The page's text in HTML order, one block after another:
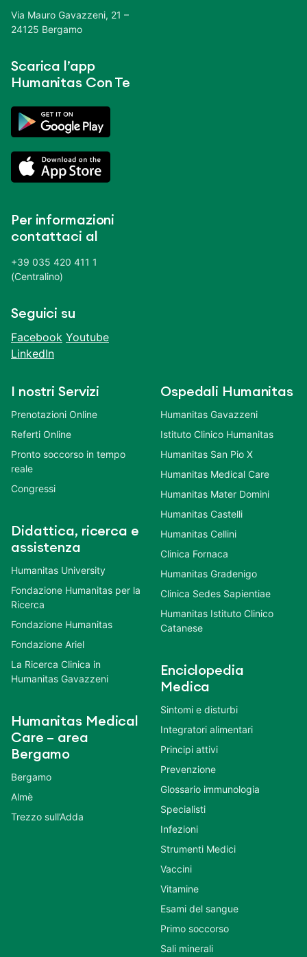
Via Mauro Gavazzeni, 21 –
24125 Bergamo
Scarica l’app
Humanitas Con Te
Per informazioni
contattaci al
+39 035 420 411 1
(Centralino)
Seguici su
Facebook Youtube
LinkedIn
I nostri Servizi
Prenotazioni Online
Referti Online
Pronto soccorso in tempo
reale
Congressi
Didattica, ricerca e
assistenza
Humanitas University
Fondazione Humanitas per la
Ricerca
Fondazione Humanitas
Fondazione Ariel
La Ricerca Clinica in
Humanitas Gavazzeni
Humanitas Medical
Care – area
Bergamo
Bergamo
Almè
Trezzo sull’Adda
Ospedali Humanitas
Humanitas Gavazzeni
Istituto Clinico Humanitas
Humanitas San Pio X
Humanitas Medical Care
Humanitas Mater Domini
Humanitas Castelli
Humanitas Cellini
Clinica Fornaca
Humanitas Gradenigo
Clinica Sedes Sapientiae
Humanitas Istituto Clinico
Catanese
Enciclopedia
Medica
Sintomi e disturbi
Integratori alimentari
Principi attivi
Prevenzione
Glossario immunologia
Specialisti
Infezioni
Strumenti Medici
Vaccini
Vitamine
Esami del sangue
Primo soccorso
Sali minerali